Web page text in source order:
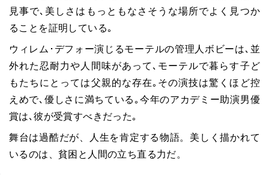
見事で､美しさはもっともなさそうな場所でよく見つか
ることを証明している｡
ウィレム･デフォー演じるモーテルの管理人ボビーは､並
外れた忍耐力や人間味があって､モーテルで暮らす子ど
もたちにとっては父親的な存在｡その演技は驚くほど控
えめで､優しさに満ちている｡今年のアカデミー助演男優
賞は､彼が受賞すべきだった｡
舞台は過酷だが、人生を肯定する物語。美しく描かれて
いるのは、貧困と人間の立ち直る力だ。